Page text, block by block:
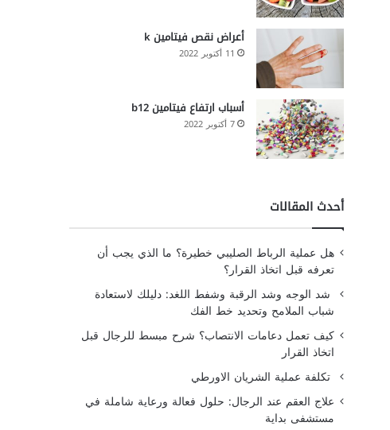
أعراض نقص فيتامين k
11 أكتوبر 2022
أسباب ارتفاع فيتامين b12
7 أكتوبر 2022
أحدث المقالات
هل عملية الرباط الصليبي خطيرة؟ ما الذي يجب أن
تعرفه قبل اتخاذ القرار؟
شد الوجه وشد الرقبة وشفط اللغد: دليلك لاستعادة
شباب الملامح وتحديد خط الفك
كيف تعمل دعامات الانتصاب؟ شرح مبسط للرجال قبل
اتخاذ القرار
تكلفة عملية الشريان الاورطي
علاج العقم عند الرجال: حلول فعالة ورعاية شاملة في
مستشفى بداية